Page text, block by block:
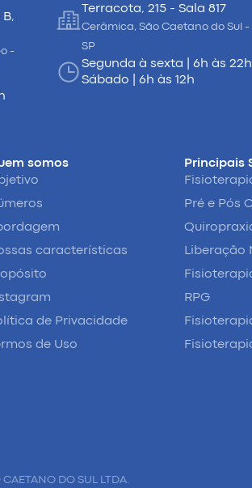
B,
-
Terracota, 215 - Sala 817
Cerâmica, São Caetano do Sul -
SP
Segunda à sexta | 6h às 22h
Sábado | 6h às 12h
somos
características
de Privacidade
de Uso
Principais
Pré e Pós
Liberação
RPG
DO SUL LTDA.